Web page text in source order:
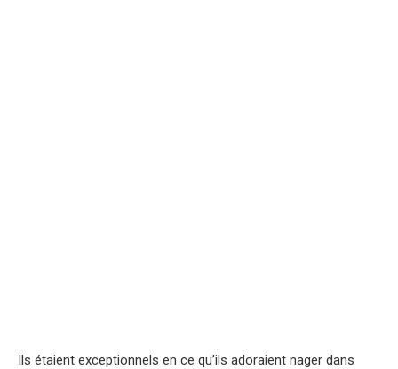
Ils étaient exceptionnels en ce qu’ils adoraient nager dans